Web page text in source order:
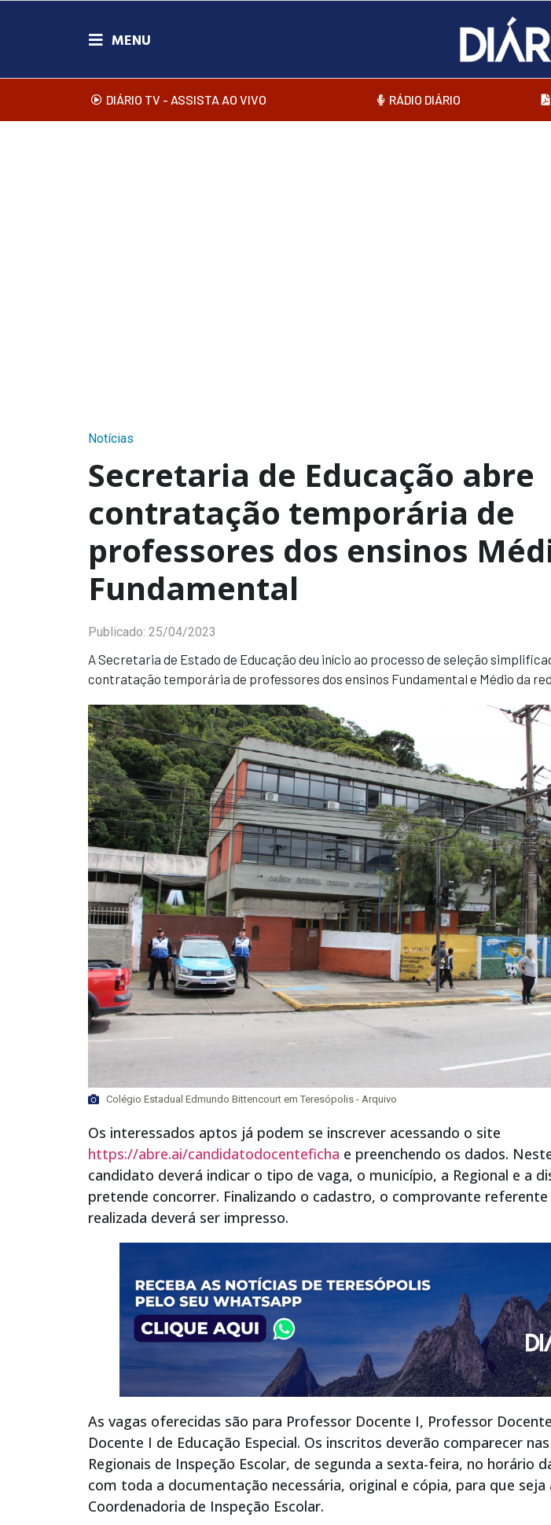
DIÁRIO TV - ASSISTA AO VIVO RÁDIO DIÁRIO
Notícias
Secretaria de Educação abre
contratação temporária de
professores dos ensinos
Fundamental
Publicado: 25/04/2023
A Secretaria de Estado de Educação deu início ao processo de seleção
contratação temporária de professores dos ensinos Fundamental e Médio da
Colégio Estadual Edmundo Bittencourt em Teresópolis - Arquivo
Os interessados aptos já podem se inscrever acessando o site
https://abre.ai/candidatodocenteficha e preenchendo os dados.
candidato deverá indicar o tipo de vaga, o município, a Regional e a
pretende concorrer. Finalizando o cadastro, o comprovante referente
realizada deverá ser impresso.
As vagas oferecidas são para Professor Docente I, Professor
Docente I de Educação Especial. Os inscritos deverão comparecer
Regionais de Inspeção Escolar, de segunda a sexta-feira, no horário
com toda a documentação necessária, original e cópia, para que seja
Coordenadoria de Inspeção Escolar.